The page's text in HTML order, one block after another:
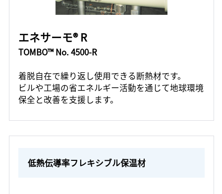
エネサーモ® R
TOMBO™ No. 4500-R
着脱自在で繰り返し使用できる断熱材です。
ビルや工場の省エネルギー活動を通じて地球環境
保全と改善を支援します。
低熱伝導率フレキシブル保温材